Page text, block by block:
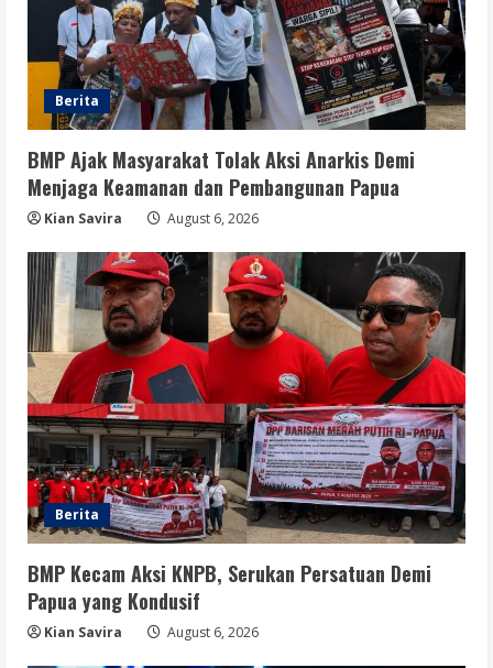
4
Berita
Pemerintah Perkuat Ekosistem Media
Digital Nasional Hadapi Perang
Algoritma AI
August 6, 2026
5
Opini
Menjawab Perang Algoritma AI dengan
Etika, Verifikasi, dan Media Tepercaya
August 6, 2026
Berita
BMP Ajak Masyarakat Tolak Aksi Anarkis Demi
Menjaga Keamanan dan Pembangunan Papua
Kian Savira August 6, 2026
Berita
BMP Kecam Aksi KNPB, Serukan Persatuan Demi
Papua yang Kondusif
Kian Savira August 6, 2026